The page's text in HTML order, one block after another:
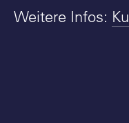
Weitere Infos: